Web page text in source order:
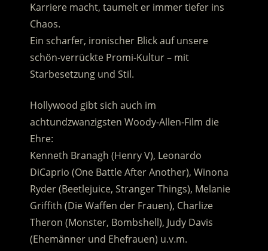
Karriere macht, taumelt er immer tiefer ins
Chaos.
Ein scharfer, ironischer Blick auf unsere
schön-verrückte Promi-Kultur – mit
Starbesetzung und Stil.
Hollywood gibt sich auch im
achtundzwanzigsten Woody-Allen-Film die
Ehre:
Kenneth Branagh (Henry V), Leonardo
DiCaprio (One Battle After Another), Winona
Ryder (Beetlejuice, Stranger Things), Melanie
Griffith (Die Waffen der Frauen), Charlize
Theron (Monster, Bombshell), Judy Davis
(Ehemänner und Ehefrauen) u.v.m.